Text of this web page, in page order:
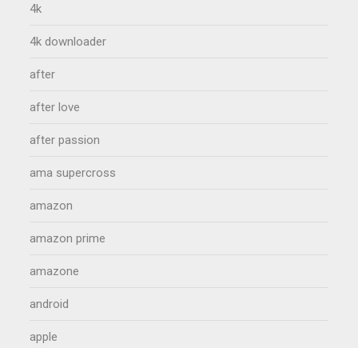
4k
4k downloader
after
after love
after passion
ama supercross
amazon
amazon prime
amazone
android
apple